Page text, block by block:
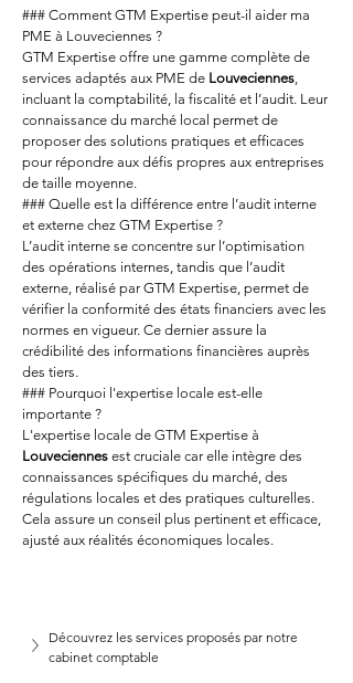
### Comment GTM Expertise peut-il aider ma
PME à Louveciennes ?
GTM Expertise offre une gamme complète de
services adaptés aux PME de Louveciennes,
incluant la comptabilité, la fiscalité et l’audit. Leur
connaissance du marché local permet de
proposer des solutions pratiques et efficaces
pour répondre aux défis propres aux entreprises
de taille moyenne.
### Quelle est la différence entre l’audit interne
et externe chez GTM Expertise ?
L’audit interne se concentre sur l’optimisation
des opérations internes, tandis que l’audit
externe, réalisé par GTM Expertise, permet de
vérifier la conformité des états financiers avec les
normes en vigueur. Ce dernier assure la
crédibilité des informations financières auprès
des tiers.
### Pourquoi l'expertise locale est-elle
importante ?
L'expertise locale de GTM Expertise à
Louveciennes est cruciale car elle intègre des
connaissances spécifiques du marché, des
régulations locales et des pratiques culturelles.
Cela assure un conseil plus pertinent et efficace,
ajusté aux réalités économiques locales.
Découvrez les services proposés par notre
cabinet comptable